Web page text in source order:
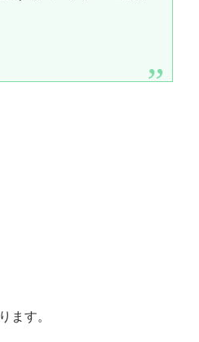
ます。